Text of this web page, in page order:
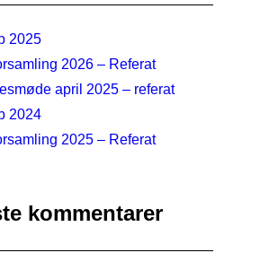
2025
2026 – Referat
april 2025 – referat
2024
2025 – Referat
kommentarer